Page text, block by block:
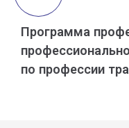
Программа
по профессии